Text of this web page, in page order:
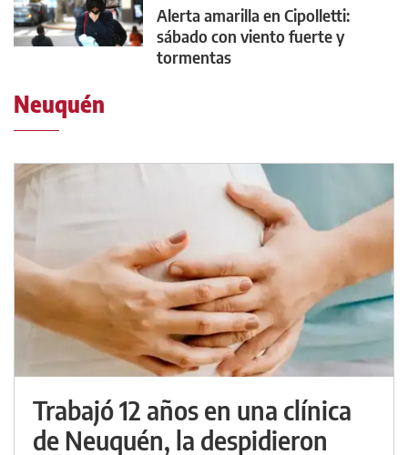
Alerta amarilla en Cipolletti:
sábado con viento fuerte y
tormentas
Neuquén
Trabajó 12 años en una clínica
de Neuquén, la despidieron